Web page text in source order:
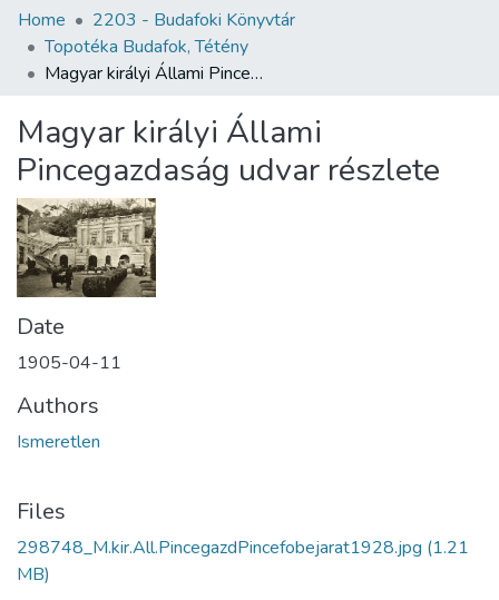
Communities & Collections
All of DSpace
About us
Home
2203 - Budafoki Könyvtár
Topotéka Budafok, Tétény
Magyar királyi Állami Pincegazdaság udvar részlete
Magyar királyi Állami
Pincegazdaság udvar részlete
Date
1905-04-11
Authors
Ismeretlen
Files
298748_M.kir.All.PincegazdPincefobejarat1928.jpg (1.21
MB)